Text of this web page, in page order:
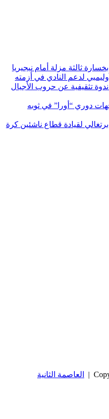
ثالثة مزلة أمام نيجيريا
لدعم النادي في أزمته
تثقيفية عن حروب الأجيال
دوري “أورا” في ثوبه
لقيادة قطاع ناشئين كرة
العاصمة الثانية